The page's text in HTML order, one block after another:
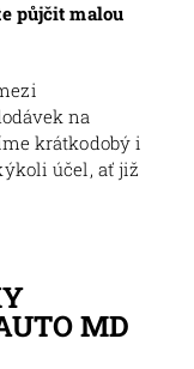
půjčit malou
na
krátkodobý i
účel, ať již
MD